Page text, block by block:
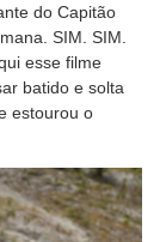
do Capitão
SIM. SIM.
esse filme
batido e solta
estourou o